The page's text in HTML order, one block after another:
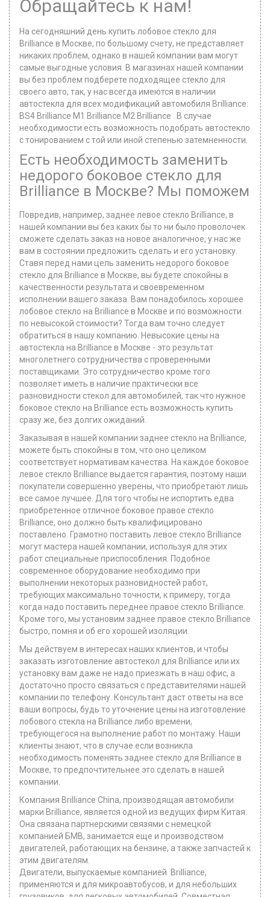
Обращайтесь к нам!
На сегодняшний день купить лобовое стекло для
Brilliance в Москве, по большому счету, не представляет
никаких проблем, однако в нашей компании вам могут
самые выгодные условия. В магазинах нашей компании
вы без проблем подберете подходящее стекло для
своего авто, так, у нас всегда имеются в наличии
автостекла для всех модификаций автомобиля Brilliance:
BS4 Brilliance M1 Brilliance M2 Brilliance . В случае
необходимости есть возможность подобрать автостекло
с тонированием с той или иной степенью затемненности.
Есть необходимость заменить
недорого боковое стекло для
Brilliance в Москве? Мы поможем
Повредив, например, заднее левое стекло Brilliance, в
нашей компании вы без каких бы то ни было проволочек
сможете сделать заказ на новое аналогичное, у нас же
вам в состоянии предложить сделать и его установку.
Ставя перед нами цель заменить недорого боковое
стекло для Brilliance в Москве, вы будете спокойны в
качественности результата и своевременном
исполнении вашего заказа. Вам понадобилось хорошее
лобовое стекло на Brilliance в Москве и по возможности
по невысокой стоимости? Тогда вам точно следует
обратиться в нашу компанию. Невысокие цены на
автостекла на Brilliance в Москве - это результат
многолетнего сотрудничества с проверенными
поставщиками. Это сотрудничество кроме того
позволяет иметь в наличие практически все
разновидности стекол для автомобилей, так что нужное
боковое стекло на Brilliance есть возможность купить
сразу же, без долгих ожиданий.
Заказывая в нашей компании заднее стекло на Brilliance,
можете быть спокойны в том, что оно целиком
соответствует нормативам качества. На каждое боковое
левое стекло Brilliance выдается гарантия, поэтому наши
покупатели совершенно уверены, что приобретают лишь
все самое лучшее. Для того чтобы не испортить едва
приобретенное отличное боковое правое стекло
Brilliance, оно должно быть квалифицировано
поставлено. Грамотно поставить левое стекло Brilliance
могут мастера нашей компании, используя для этих
работ специальные приспособления. Подобное
современное оборудование необходимо при
выполнении некоторых разновидностей работ,
требующих максимально точности, к примеру, тогда
когда надо поставить переднее правое стекло Brilliance.
Кроме того, мы установим заднее правое стекло Brilliance
быстро, помня и об его хорошей изоляции.
Мы действуем в интересах наших клиентов, и чтобы
заказать изготовление автостекол для Brilliance или их
установку вам даже не надо приезжать в наш офис, а
достаточно просто связаться с представителями нашей
компании по телефону. Консультант даст ответы на все
ваши вопросы, будь то уточнение цены на изготовление
лобового стекла на Brilliance либо времени,
требующегося на выполнение работ по монтажу. Наши
клиенты знают, что в случае если возникла
необходимость поменять заднее стекло для Brilliance в
Москве, то предпочтительнее это сделать в нашей
компании.
Компания Brilliance China, производящая автомобили
марки Brilliance, является одной из ведущих фирм Китая.
Она связана партнерскими связями с немецкой
компанией БМВ, занимается еще и производством
двигателей, работающих на бензине, а также запчастей к
этим двигателям.
Двигатели, выпускаемые компанией Brilliance,
применяются и для микроавтобусов, и для небольших